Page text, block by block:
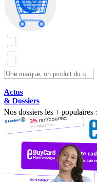
Actus
& Dossiers
Nos dossiers les + populaires :